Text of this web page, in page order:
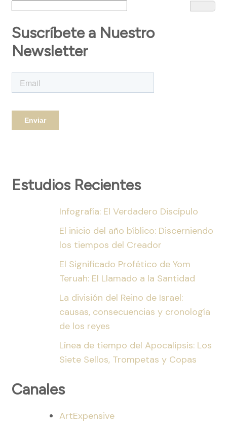
Suscríbete a Nuestro
Newsletter
Estudios Recientes
Infografía: El Verdadero Discípulo
El inicio del año bíblico: Discerniendo
los tiempos del Creador
El Significado Profético de Yom
Teruah: El Llamado a la Santidad
La división del Reino de Israel:
causas, consecuencias y cronología
de los reyes
Línea de tiempo del Apocalipsis: Los
Siete Sellos, Trompetas y Copas
Canales
ArtExpensive